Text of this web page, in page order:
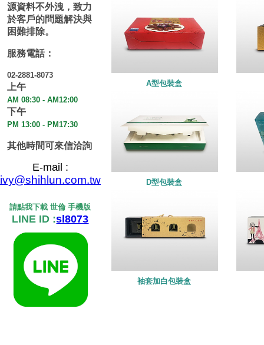
源資料不外洩，致力
於客戶的問題解決與
困難排除。
服務電話：
02-2881-8073
上午
AM 08:30 - AM12:00
下午
PM 13:00 - PM17:30
其他時間可來信洽詢
E-mail :
ivy@shihlun.com.tw
請點我下載 世倫 手機版
LINE ID :sl8073
A型包裝盒
D型包裝盒
袖套加白包裝盒